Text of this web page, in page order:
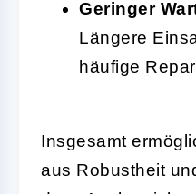
Geringer
Längere
häufige
Insgesamt
aus Robustheit